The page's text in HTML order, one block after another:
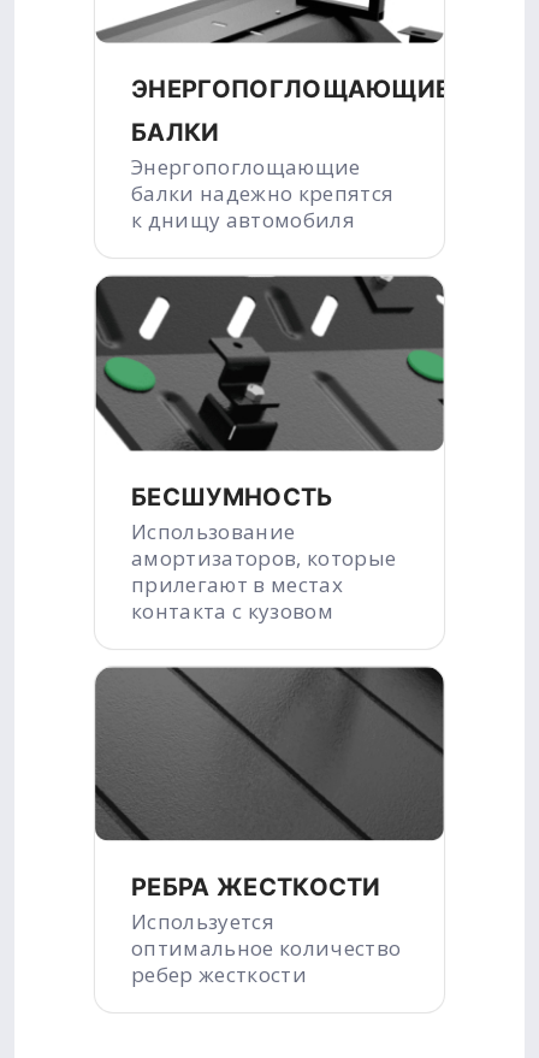
ЭНЕРГОПОГЛОЩАЮЩИЕ
БАЛКИ
Энергопоглощающие
балки надежно крепятся
к днищу автомобиля
БЕСШУМНОСТЬ
Использование
амортизаторов, которые
прилегают в местах
контакта с кузовом
РЕБРА ЖЕСТКОСТИ
Используется
оптимальное количество
ребер жесткости